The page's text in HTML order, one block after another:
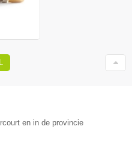
en in de provincie